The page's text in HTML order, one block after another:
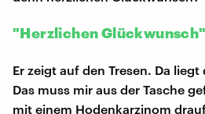
"Herzlichen Glückwunsch"
Er zeigt auf den Tresen. Da
Das muss mir aus der Tasche
mit einem Hodenkarzinom